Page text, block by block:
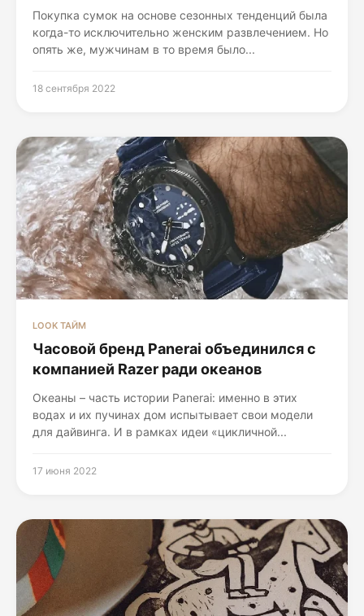
Покупка сумок на основе сезонных тенденций была
когда-то исключительно женским развлечением. Но
опять же, мужчинам в то время было...
18 сентября 2022
LOOK ТАЙМ
Часовой бренд Panerai объединился с
компанией Razer ради океанов
Океаны – часть истории Panerai: именно в этих
водах и их пучинах дом испытывает свои модели
для дайвинга. И в рамках идеи «цикличной...
17 июня 2022